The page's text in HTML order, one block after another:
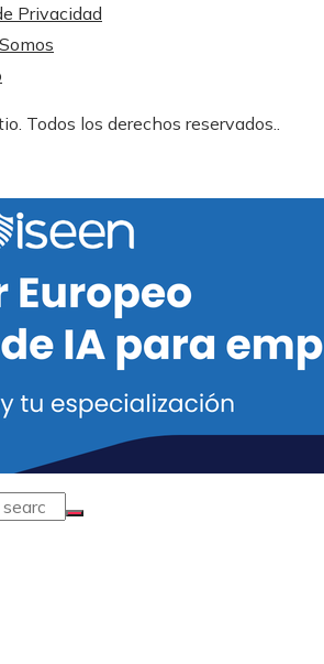
Privacidad
Todos los derechos reservados..